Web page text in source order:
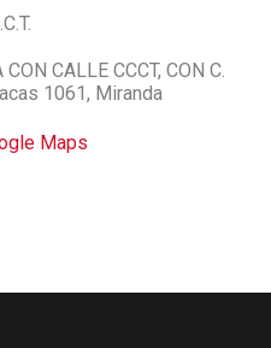
CALLE CCCT, CON C.
1061, Miranda
Maps